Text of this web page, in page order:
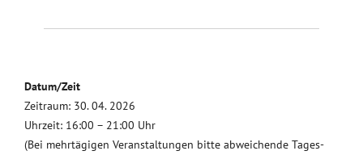
Datum/Zeit
Zeitraum: 30. 04. 2026
Uhrzeit: 16:00 – 21:00 Uhr
(Bei mehrtägigen Veranstaltungen bitte abweichende Tages-